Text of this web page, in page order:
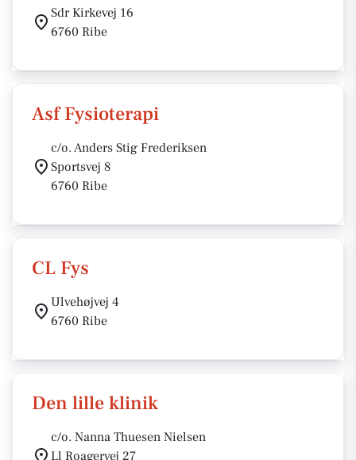
Sdr Kirkevej 16
6760 Ribe
Asf Fysioterapi
c/o. Anders Stig Frederiksen
Sportsvej 8
6760 Ribe
CL Fys
Ulvehøjvej 4
6760 Ribe
Den lille klinik
c/o. Nanna Thuesen Nielsen
Ll Roagervej 27